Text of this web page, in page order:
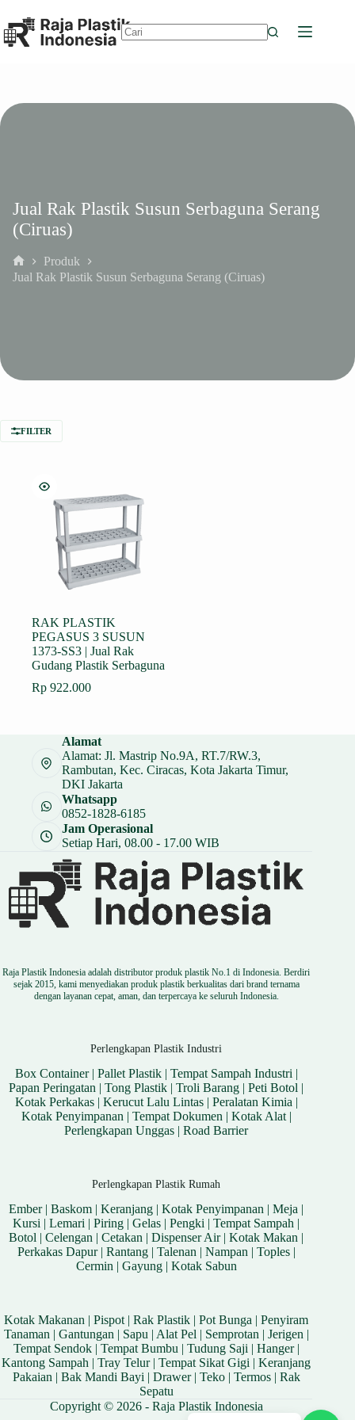
to
content
Jual Rak Plastik Susun Serbaguna Serang
(Ciruas)
Home
Produk
Jual Rak Plastik Susun Serbaguna Serang (Ciruas)
FILTER
RAK PLASTIK
PEGASUS 3 SUSUN
1373-SS3 | Jual Rak
Gudang Plastik Serbaguna
Rp 922.000
Alamat
Alamat: Jl. Mastrip No.9A, RT.7/RW.3,
Rambutan, Kec. Ciracas, Kota Jakarta Timur,
DKI Jakarta
Whatsapp
0852-1828-6185
Jam Operasional
Setiap Hari, 08.00 - 17.00 WIB
Raja Plastik Indonesia adalah distributor produk plastik No.1 di Indonesia. Berdiri
sejak 2015, kami menyediakan produk plastik berkualitas dari brand ternama
dengan layanan cepat, aman, dan terpercaya ke seluruh Indonesia.
Perlengkapan Plastik Industri
Box Container| Pallet Plastik| Tempat Sampah Industri |
Papan Peringatan |Tong Plastik |Troli Barang |Peti Botol |
Kotak Perkakas| Kerucut Lalu Lintas| Peralatan Kimia |
Kotak Penyimpanan | Tempat Dokumen | Kotak Alat|
Perlengkapan Unggas |Road Barrier
Perlengkapan Plastik Rumah
Ember|Baskom |Keranjang |Kotak Penyimpanan |Meja |
Kursi |Lemari |Piring |Gelas |Pengki |Tempat Sampah |
Botol |Celengan |Cetakan |Dispenser Air|Kotak Makan |
Perkakas Dapur| Rantang| Talenan| Nampan| Toples|
Cermin| Gayung| Kotak Sabun
Kotak Makanan |Pispot|Rak Plastik |Pot Bunga |Penyiram
Tanaman| Gantungan| Sapu| Alat Pel| Semprotan| Jerigen|
Tempat Sendok| Tempat Bumbu| Tudung Saji| Hanger|
Kantong Sampah |Tray Telur|Tempat Sikat Gigi |Keranjang
Pakaian| Bak Mandi Bayi| Drawer| Teko| Termos| Rak
Sepatu
Copyright © 2026 - Raja Plastik Indonesia